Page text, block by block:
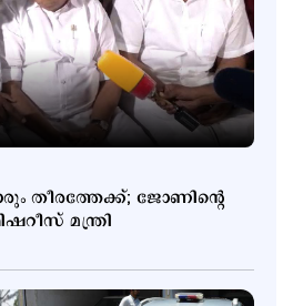
തീരത്തേക്ക്; ജോണിന്‍റെ
മന്ത്രി